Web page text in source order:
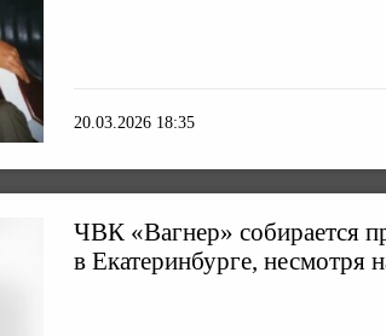
20.03.2026 18:35
ЧВК «Вагнер» собирается
в Екатеринбурге, несмотря